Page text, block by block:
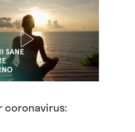
coronavirus: